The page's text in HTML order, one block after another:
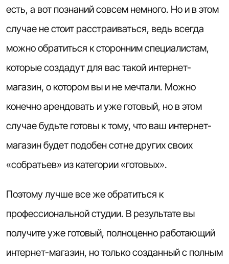
есть, а вот познаний совсем немного. Но и в этом
случае не стоит расстраиваться, ведь всегда
можно обратиться к сторонним специалистам,
которые создадут для вас такой интернет-
магазин, о котором вы и не мечтали. Можно
конечно арендовать и уже готовый, но в этом
случае будьте готовы к тому, что ваш интернет-
магазин будет подобен сотне других своих
«собратьев» из категории «готовых».
Поэтому лучше все же обратиться к
профессиональной студии. В результате вы
получите уже готовый, полноценно работающий
интернет-магазин, но только созданный с полным